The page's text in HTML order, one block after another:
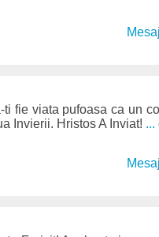
ti fie viata pufoasa ca un
Invierii. Hristos A Inviat! ...